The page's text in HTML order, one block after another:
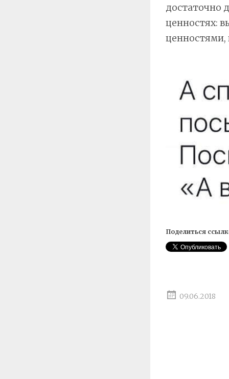
достаточно
ценностях:
ценностями,
Поделиться
09.06.2018